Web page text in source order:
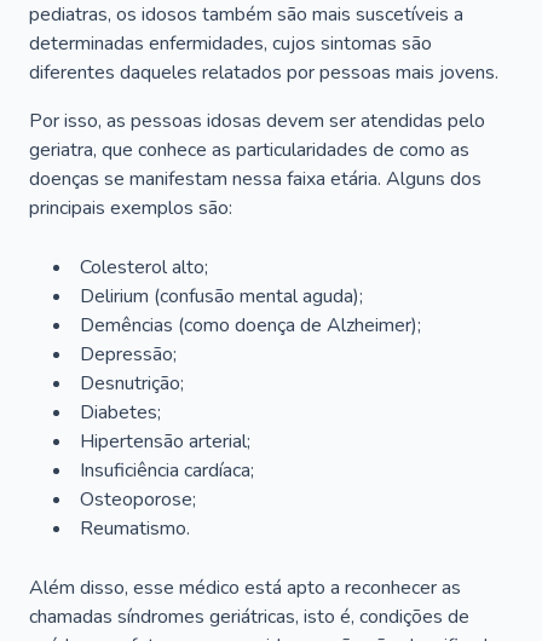
pediatras, os idosos também são mais suscetíveis a
determinadas enfermidades, cujos sintomas são
diferentes daqueles relatados por pessoas mais jovens.
Por isso, as pessoas idosas devem ser atendidas pelo
geriatra, que conhece as particularidades de como as
doenças se manifestam nessa faixa etária. Alguns dos
principais exemplos são:
Colesterol alto;
Delirium (confusão mental aguda);
Demências (como doença de Alzheimer);
Depressão;
Desnutrição;
Diabetes;
Hipertensão arterial;
Insuficiência cardíaca;
Osteoporose;
Reumatismo.
Além disso, esse médico está apto a reconhecer as
chamadas síndromes geriátricas, isto é, condições de